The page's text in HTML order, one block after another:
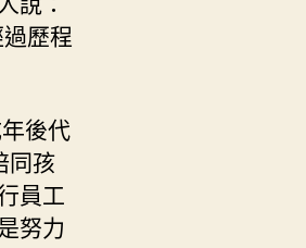
歷程
後代
同孩
員工
努力